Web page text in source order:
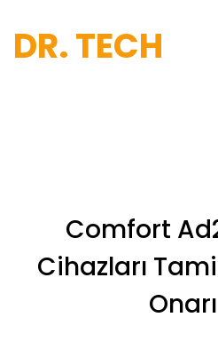
DR. TECH
Comfort
Cihazları